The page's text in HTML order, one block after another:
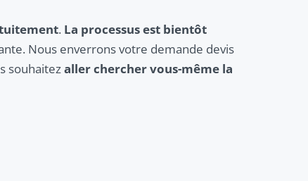
. La processus est bientôt
Nous enverrons votre demande devis
souhaitezaller chercher vous-même la